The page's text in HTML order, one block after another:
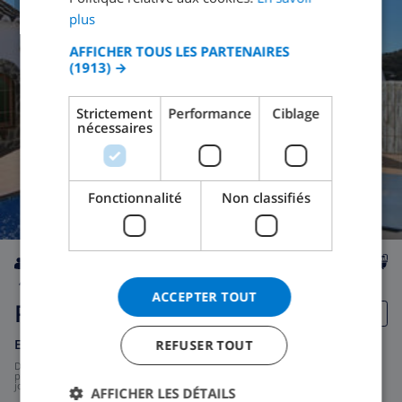
AVIS
4 privée wifi
Palmas
Espagne Costa del Sol - Frigiliana
par
jour 113,29 $US
GERMAN
DANISH
plus
AFFICHER TOUS LES PARTENAIRES
(1913) →
Strictement
nécessaires
Performance Ciblage
Fonctionnalité Non classifiés
ACCEPTER TOUT
REFUSER TOUT
AFFICHER LES DÉTAILS